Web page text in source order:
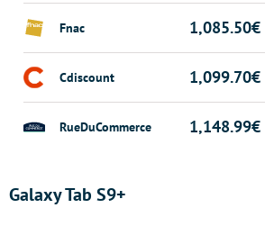
Fnac 1,085.50€
Cdiscount 1,099.70€
RueDuCommerce 1,148.99€
Galaxy Tab S9+